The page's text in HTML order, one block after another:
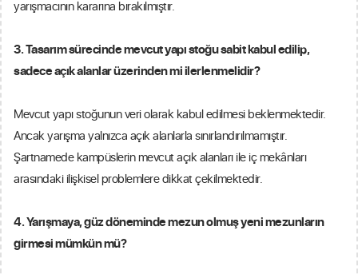
yarışmacının kararına bırakılmıştır.
3. Tasarım sürecinde mevcut yapı stoğu sabit kabul edilip,
sadece açık alanlar üzerinden mi ilerlenmelidir?
Mevcut yapı stoğunun veri olarak kabul edilmesi beklenmektedir.
Ancak yarışma yalnızca açık alanlarla sınırlandırılmamıştır.
Şartnamede kampüslerin mevcut açık alanları ile iç mekânları
arasındaki ilişkisel problemlere dikkat çekilmektedir.
4. Yarışmaya, güz döneminde mezun olmuş yeni mezunların
girmesi mümkün mü?